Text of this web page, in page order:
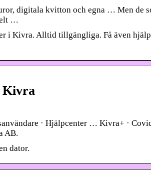
digitala kvitton och egna … Men de
…
i Kivra. Alltid tillgängliga. Få även
Kivra
· Hjälpcenter … Kivra+ ·
AB.
dator.